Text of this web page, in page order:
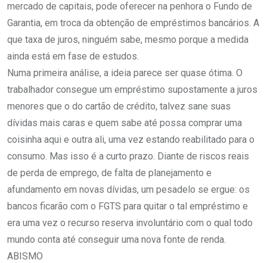
mercado de capitais, pode oferecer na penhora o Fundo de
Garantia, em troca da obtenção de empréstimos bancários. A
que taxa de juros, ninguém sabe, mesmo porque a medida
ainda está em fase de estudos.
Numa primeira análise, a ideia parece ser quase ótima. O
trabalhador consegue um empréstimo supostamente a juros
menores que o do cartão de crédito, talvez sane suas
dívidas mais caras e quem sabe até possa comprar uma
coisinha aqui e outra ali, uma vez estando reabilitado para o
consumo. Mas isso é a curto prazo. Diante de riscos reais
de perda de emprego, de falta de planejamento e
afundamento em novas dívidas, um pesadelo se ergue: os
bancos ficarão com o FGTS para quitar o tal empréstimo e
era uma vez o recurso reserva involuntário com o qual todo
mundo conta até conseguir uma nova fonte de renda.
ABISMO